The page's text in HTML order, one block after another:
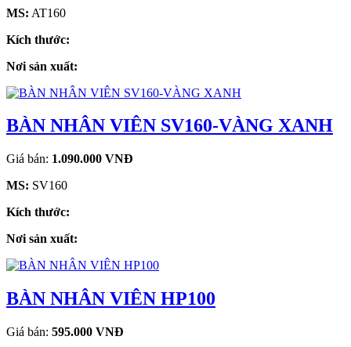
MS: AT160
Kích thước:
Nơi sản xuất:
BÀN NHÂN VIÊN SV160-VÀNG XANH
Giá bán: 1.090.000 VNĐ
MS: SV160
Kích thước:
Nơi sản xuất:
BÀN NHÂN VIÊN HP100
Giá bán: 595.000 VNĐ